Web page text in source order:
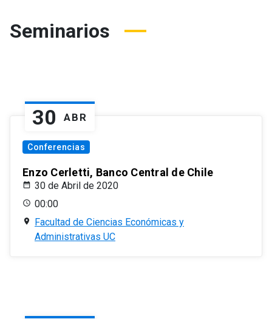
Seminarios
30 ABR
Conferencias
Enzo Cerletti, Banco Central de Chile
30 de Abril de 2020
00:00
Facultad de Ciencias Económicas y
Administrativas UC